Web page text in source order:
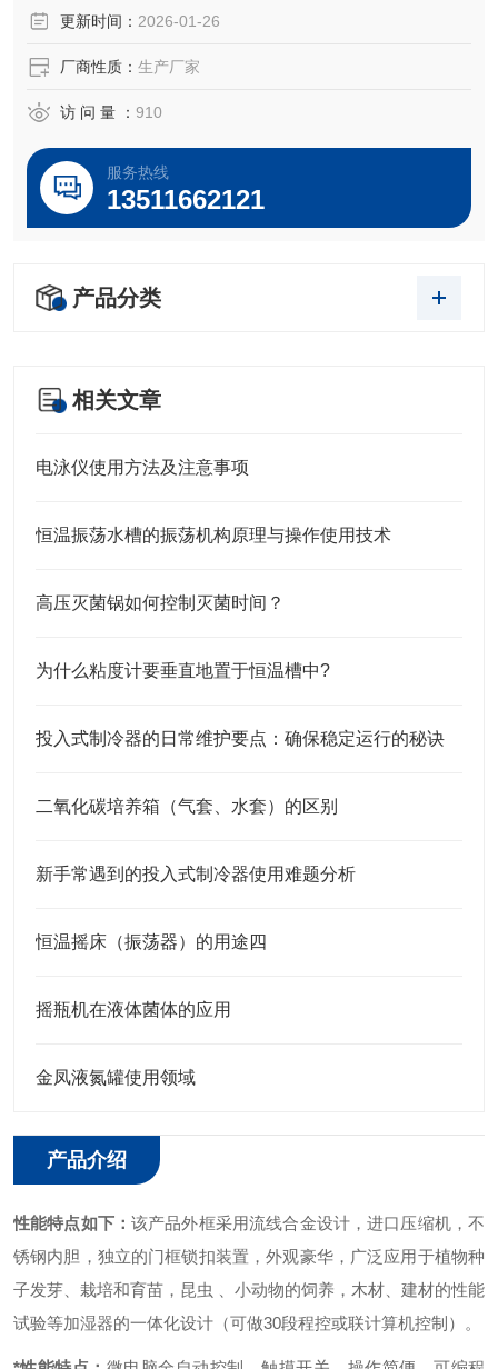
更新时间： 2026-01-26
厂商性质： 生产厂家
访 问 量 ： 910
服务热线
13511662121
产品分类
相关文章
电泳仪使用方法及注意事项
恒温振荡水槽的振荡机构原理与操作使用技术
高压灭菌锅如何控制灭菌时间？
为什么粘度计要垂直地置于恒温槽中?
投入式制冷器的日常维护要点：确保稳定运行的秘诀
二氧化碳培养箱（气套、水套）的区别
新手常遇到的投入式制冷器使用难题分析
恒温摇床（振荡器）的用途四
摇瓶机在液体菌体的应用
金凤液氮罐使用领域
产品介绍
性能特点如下：该产品外框采用流线合金设计，进口压缩机，不
锈钢内胆，独立的门框锁扣装置，外观豪华，广泛应用于植物种
子发芽、栽培和育苗，昆虫 、小动物的饲养，木材、建材的性能
试验等加湿器的一体化设计（可做30段程控或联计算机控制）。